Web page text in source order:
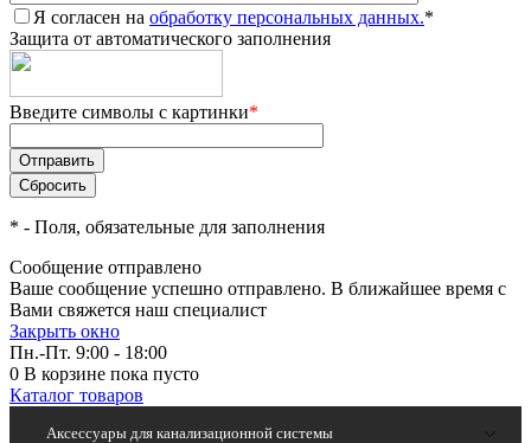
Я согласен на обработку персональных данных.*
Защита от автоматического заполнения
Введите символы с картинки*
* - Поля, обязательные для заполнения
Сообщение отправлено
Ваше сообщение успешно отправлено. В ближайшее время с
Вами свяжется наш специалист
Закрыть окно
Пн.-Пт. 9:00 - 18:00
0 В корзине пока пусто
Каталог товаров
Аксессуары для канализационной системы